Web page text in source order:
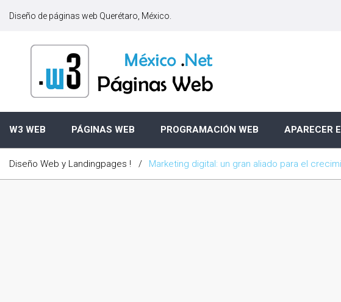
o
t
Diseño de páginas web Querétaro, México.
W3 WEB PÁGINAS WEB PROGRAMACIÓN WEB APARECER
Diseño Web y Landingpages ! / Marketing digital: un gran aliado para el